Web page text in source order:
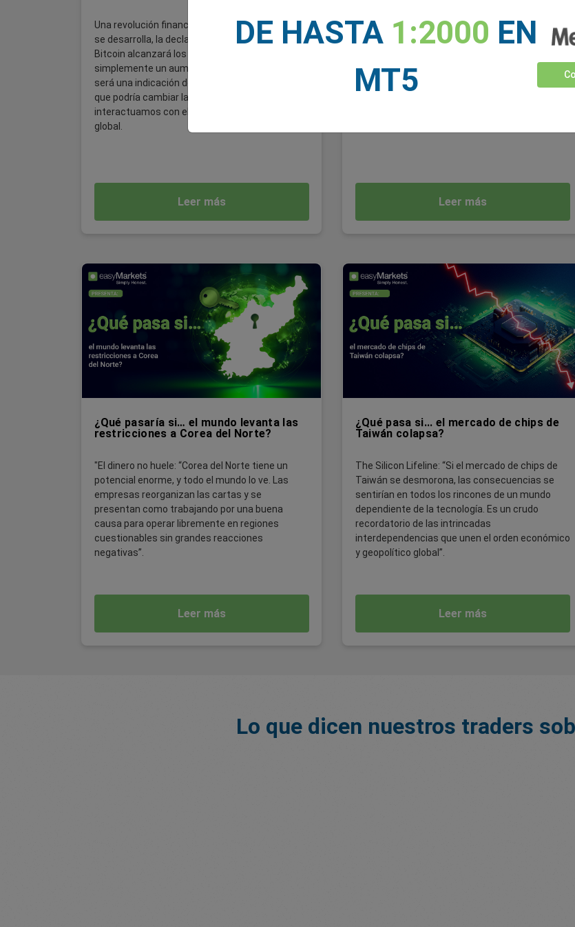
Una revolución financiera En esta realidad que
se desarrolla, la declaración de que el valor de
Bitcoin alcanzará los $200,000 no indicará
simplemente un aumento financiero, sino que
será una indicación de una revolución profunda
que podría cambiar la forma en que percibimos e
interactuamos con el ecosistema financiero
global.
Leer más
" Unas consecuencias globales “Contemplar el
escenario hipotético de un incumplimiento de la
de sus posibles consecuencias. Las
repercusiones se extenderían mucho más allá
Leer más
¿Qué pasaría si… el mundo levanta las
restricciones a Corea del Norte?
"El dinero no huele: “Corea del Norte tiene un
potencial enorme, y todo el mundo lo ve. Las
empresas reorganizan las cartas y se
presentan como trabajando por una buena
causa para operar libremente en regiones
cuestionables sin grandes reacciones
negativas”.
Leer más
¿Qué pasa si... el mercado de chips de
Taiwán colapsa?
The Silicon Lifeline: “Si el mercado de chips de
Taiwán se desmorona, las consecuencias se
sentirían en todos los rincones de un mundo
dependiente de la tecnología. Es un crudo
recordatorio de las intrincadas
interdependencias que unen el orden económico
y geopolítico global”.
Leer más
Lo que dicen nuestros traders
DE HASTA 1:2000 EN
MT5